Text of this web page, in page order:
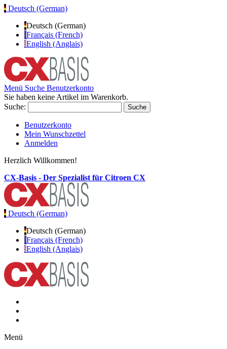
Deutsch (German)
Deutsch (German)
Français (French)
English (Anglais)
Menü Suche Benutzerkonto
Sie haben keine Artikel im Warenkorb.
Suche:
Suche
Benutzerkonto
Mein Wunschzettel
Anmelden
Herzlich Willkommen!
CX-Basis - Der Spezialist für Citroen CX
Deutsch (German)
Deutsch (German)
Français (French)
English (Anglais)
Menü